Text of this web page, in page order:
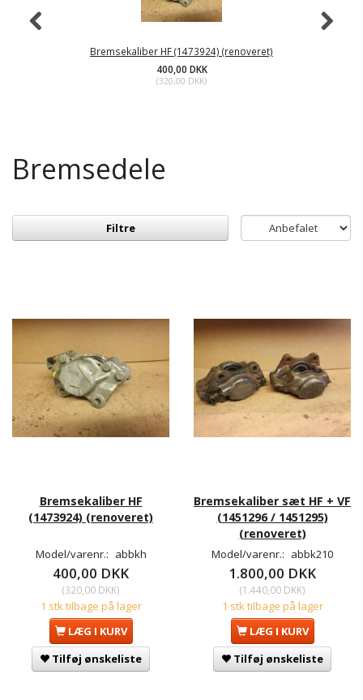
Bremsekaliber HF (1473924) (renoveret)
400,00 DKK
(320,00 DKK)
Bremsedele
Filtre
Bremsekaliber HF
(1473924) (renoveret)
Model/varenr.: abbkh
400,00 DKK
(320,00 DKK)
1 stk tilbage på lager
LÆG I KURV
Tilføj ønskeliste
Bremsekaliber sæt HF + VF
(1451296 / 1451295)
(renoveret)
Model/varenr.: abbk210
1.800,00 DKK
(1.440,00 DKK)
1 stk tilbage på lager
LÆG I KURV
Tilføj ønskeliste